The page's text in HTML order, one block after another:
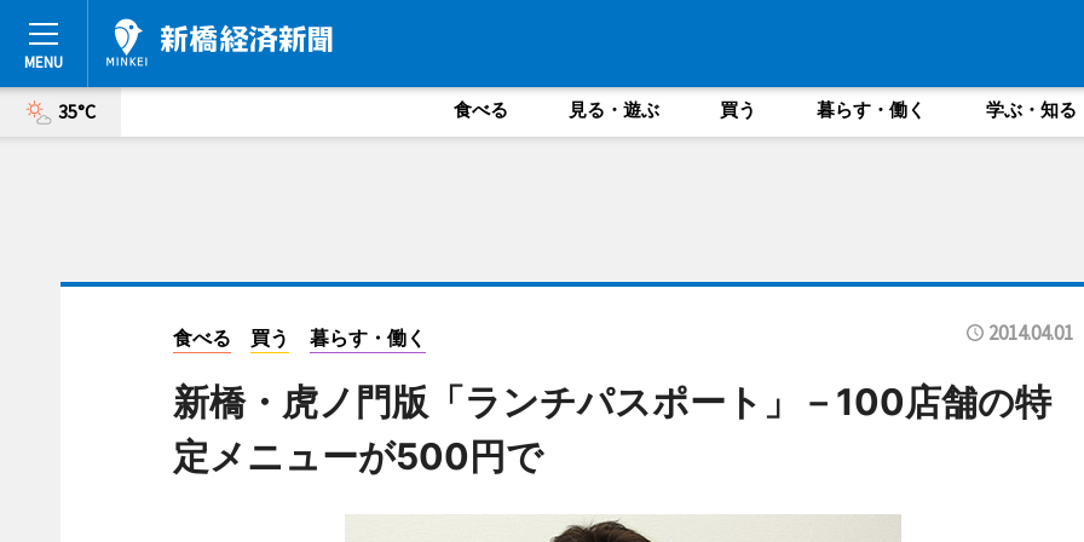
35°C 食べる 見る・遊ぶ 買う 暮らす・働く 学ぶ・知る
食べる 買う 暮らす・働く 2014.04.01
新橋・虎ノ門版「ランチパスポート」－100店舗の特
定メニューが500円で